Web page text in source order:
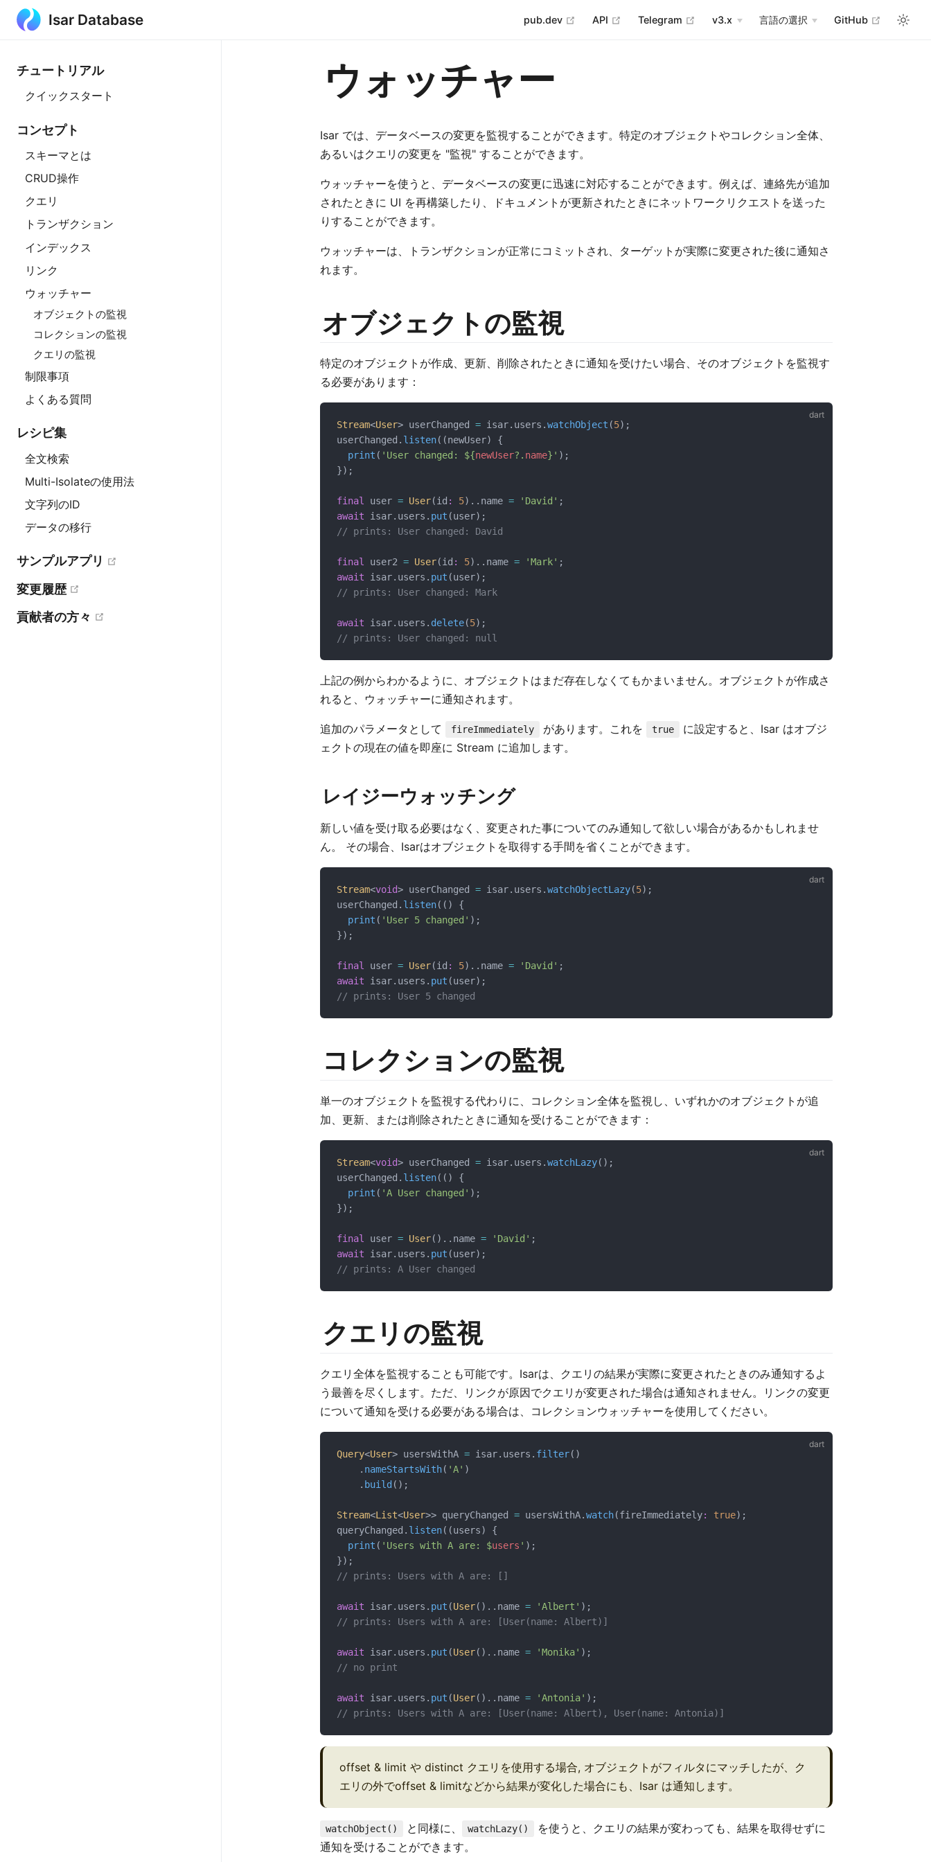
Isar Database pub.dev open in new window
API open in new window
Telegram open in new window
v3.x 言語の選択 GitHub open in
チュートリアル
クイックスタート
コンセプト
スキーマとは
CRUD操作
クエリ
トランザクション
インデックス
リンク
ウォッチャー
オブジェクトの監視
コレクションの監視
クエリの監視
制限事項
よくある質問
レシピ集
全文検索
Multi-Isolateの使用法
文字列のID
データの移行
サンプルアプリ
変更履歴
貢献者の方々
ウォッチャー
Isar では、データベースの変更を監視することができます。特定のオブジェクトやコレクション全体、
あるいはクエリの変更を "監視" することができます。
ウォッチャーを使うと、データベースの変更に迅速に対応することができます。例えば、連絡先が追加
されたときに UI を再構築したり、ドキュメントが更新されたときにネットワークリクエストを送った
りすることができます。
ウォッチャーは、トランザクションが正常にコミットされ、ターゲットが実際に変更された後に通知さ
れます。
オブジェクトの監視
特定のオブジェクトが作成、更新、削除されたときに通知を受けたい場合、そのオブジェクトを監視す
る必要があります：
Stream<User> userChanged = isar.users.watchObject (5);
userChanged. listen((newUser) {
print ( 'User changed: ${newUser?. name}' );
});
final user = User(id : 5)..name = 'David' ;
await isar.users. put (user);
// prints: User changed: David
final user2 = User(id : 5)..name = 'Mark' ;
await isar.users. put (user);
// prints: User changed: Mark
await isar.users. delete(5);
// prints: User changed: null
上記の例からわかるように、オブジェクトはまだ存在しなくてもかまいません。オブジェクトが作成さ
れると、ウォッチャーに通知されます。
追加のパラメータとして fireImmediately があります。これを true
に設定すると、Isar はオブジ
ェクトの現在の値を即座に Stream に追加します。
レイジーウォッチング
新しい値を受け取る必要はなく、変更された事についてのみ通知して欲しい場合があるかもしれませ
ん。 その場合、Isarはオブジェクトを取得する手間を省くことができます。
Stream<void> userChanged = isar.users.watchObjectLazy(5);
userChanged. listen(() {
print ( 'User 5 changed' );
});
final user = User(id : 5)..name = 'David' ;
await isar.users. put (user);
// prints: User 5 changed
コレクションの監視
単一のオブジェクトを監視する代わりに、コレクション全体を監視し、いずれかのオブジェクトが追
加、更新、または削除されたときに通知を受けることができます：
Stream<void> userChanged = isar.users.watchLazy();
userChanged. listen(() {
print ( 'A User changed' );
});
final user = User()..name = 'David' ;
await isar.users. put (user);
// prints: A User changed
クエリの監視
クエリ全体を監視することも可能です。Isarは、クエリの結果が実際に変更されたときのみ通知するよ
う最善を尽くします。ただ、リンクが原因でクエリが変更された場合は通知されません。リンクの変更
について通知を受ける必要がある場合は、コレクションウォッチャーを使用してください。
Query<User> usersWithA = isar.users. filter()
    .
nameStartsWith( 'A' )
    .
build ();
Stream<List<User>> queryChanged = usersWithA.watch(fireImmediately: true);
queryChanged. listen((users) {
print ( 'Users with A are: $users ' );
});
// prints: Users with A are: []
await isar.users. put (User()..name = 'Albert' );
// prints: Users with A are: [User(name: Albert)]
await isar.users. put (User()..name = 'Monika' );
// no print
await isar.users. put (User()..name = 'Antonia' );
// prints: Users with A are: [User(name: Albert), User(name: Antonia)]
offset & limit や distinct クエリを使用する場合, オブジェクトがフィルタにマッチしたが、ク
エリの外でoffset & limitなどから結果が変化した場合にも、Isar は通知します。
watchObject() と同様に、 watchLazy()
を使うと、クエリの結果が変わっても、結果を取得せずに
通知を受けることができます。